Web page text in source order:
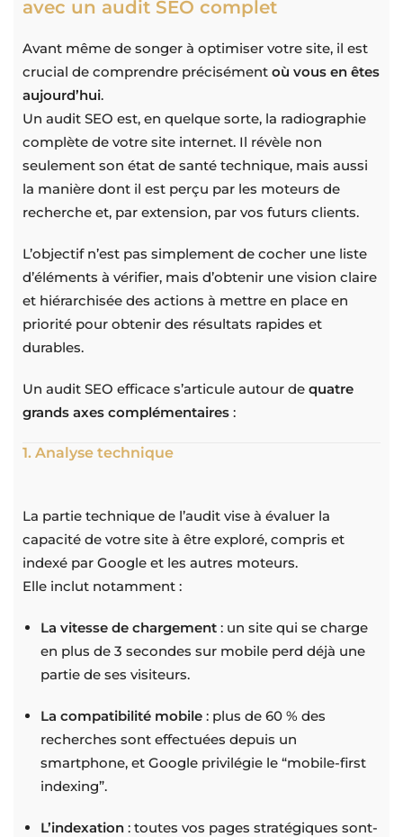
avec un audit SEO complet
Avant même de songer à optimiser votre site, il est
crucial de comprendre précisément où vous en êtes
aujourd’hui.
Un audit SEO est, en quelque sorte, la radiographie
complète de votre site internet. Il révèle non
seulement son état de santé technique, mais aussi
la manière dont il est perçu par les moteurs de
recherche et, par extension, par vos futurs clients.
L’objectif n’est pas simplement de cocher une liste
d’éléments à vérifier, mais d’obtenir une vision claire
et hiérarchisée des actions à mettre en place en
priorité pour obtenir des résultats rapides et
durables.
Un audit SEO efficace s’articule autour de quatre
grands axes complémentaires :
1. Analyse technique
La partie technique de l’audit vise à évaluer la
capacité de votre site à être exploré, compris et
indexé par Google et les autres moteurs.
Elle inclut notamment :
La vitesse de chargement : un site qui se charge
en plus de 3 secondes sur mobile perd déjà une
partie de ses visiteurs.
La compatibilité mobile : plus de 60 % des
recherches sont effectuées depuis un
smartphone, et Google privilégie le “mobile-first
indexing”.
L’indexation : toutes vos pages stratégiques sont-